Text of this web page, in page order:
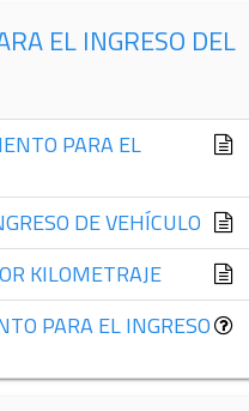
EL INGRESO DEL
PARA EL
DE VEHÍCULO
KILOMETRAJE
PARA EL INGRESO